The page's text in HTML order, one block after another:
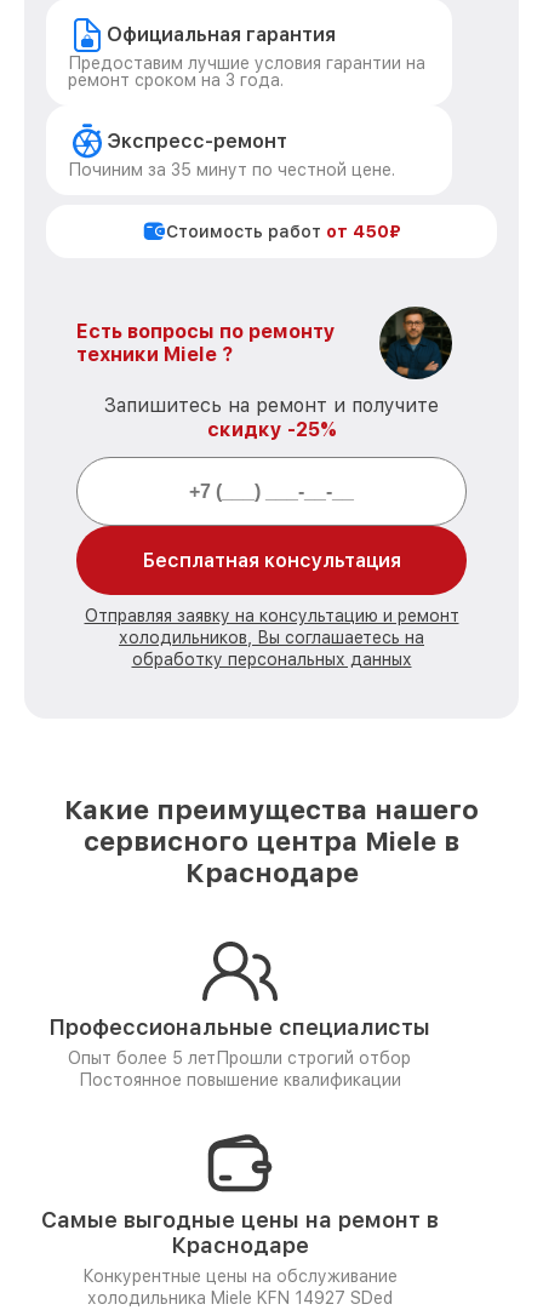
Официальная гарантия
Предоставим лучшие условия гарантии на
ремонт сроком на 3 года.
Экспресс-ремонт
Починим за 35 минут по честной цене.
Стоимость работ от 450₽
Есть вопросы по ремонту
техники Miele ?
Запишитесь на ремонт и получите
скидку -25%
Бесплатная консультация
Отправляя заявку на консультацию и ремонт
холодильников, Вы соглашаетесь на
обработку персональных данных
Какие преимущества нашего
сервисного центра Miele в
Краснодаре
Профессиональные специалисты
Опыт более 5 лет Прошли строгий отбор
Постоянное повышение квалификации
Самые выгодные цены на ремонт в
Краснодаре
Конкурентные цены на обслуживание
холодильника Miele KFN 14927 SDed